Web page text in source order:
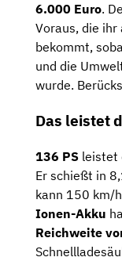
6.000 Euro.
Voraus, die
bekommt,
und die
wurde.
Das leistet
136 PS leistet
Er schießt in
kann 150 km/
Ionen-Akku
Reichweite